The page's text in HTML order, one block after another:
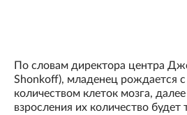
По словам директора центра
Shonkoff), младенец рождается
количеством клеток мозга,
взросления их количество будет